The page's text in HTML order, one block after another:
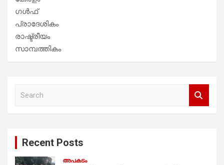
ഗൾഫ്
പ്രാദേശികം
രാഷ്ട്രീയം
സാമ്പത്തികം
Recent Posts
അപകടം